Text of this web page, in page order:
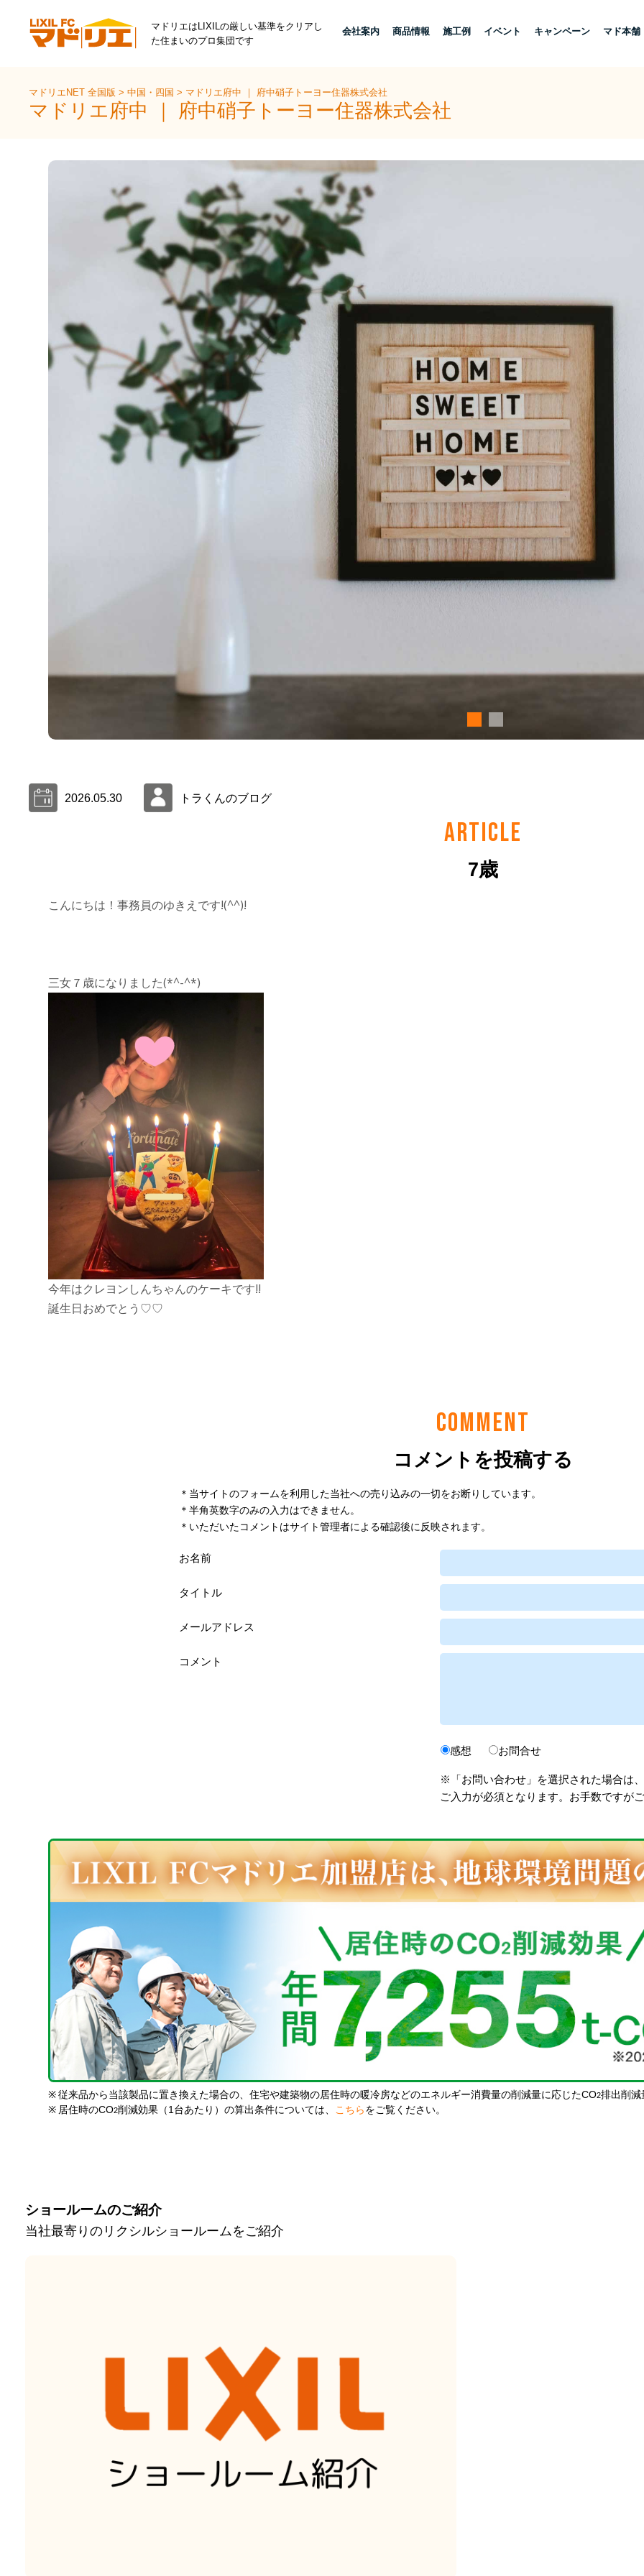
マドリエはLIXILの厳しい基準をクリアし
た住まいのプロ集団です
会社案内 商品情報 施工例 イベント キャンペーン マド本
マドリエNET 全国版>中国・四国> マドリエ府中 ｜ 府中硝子トーヨー住器株式会社
マドリエ府中 ｜ 府中硝子トーヨー住器株式会社
2026.05.30 トラくんのブログ
ARTICLE
7歳
COMMENT
コメントを投稿する
＊当サイトのフォームを利用した当社への売り込みの一切をお断りしています。
＊半角英数字のみの入力はできません。
＊いただいたコメントはサイト管理者による確認後に反映されます。
お名前
タイトル
メールアドレス
コメント
感想 お問合せ
※「お問い合わせ」を選択された場合は
ご入力が必須となります。お手数ですが
※ 従来品から当該製品に置き換えた場合の、住宅や建築物の居住時の暖冷房などのエネルギー消費量の削減量に応じたCO2排出削減
※ 居住時のCO2削減効果（1台あたり）の算出条件については、 こちら をご覧ください。
ショールームのご紹介
当社最寄りのリクシルショールームをご紹介